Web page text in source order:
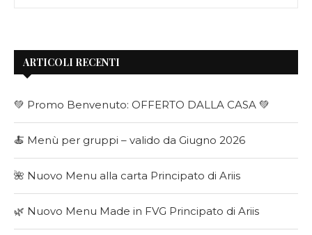
ARTICOLI RECENTI
💚 Promo Benvenuto: OFFERTO DALLA CASA 💚
🍝 Menù per gruppi – valido da Giugno 2026
🌺 Nuovo Menu alla carta Principato di Ariis
🌿 Nuovo Menu Made in FVG Principato di Ariis